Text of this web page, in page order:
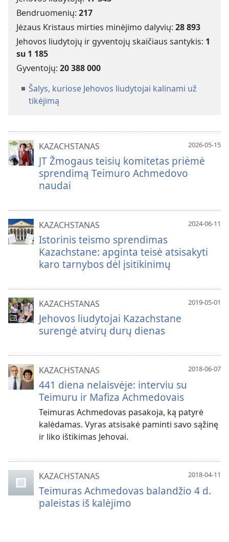
Bendruomenių: 217
Jėzaus Kristaus mirties minėjimo dalyvių: 28 893
Jehovos liudytojų ir gyventojų skaičiaus santykis: 1
su 1 185
Gyventojų: 20 388 000
Šalys, kuriose Jehovos liudytojai kalinami už
tikėjimą
2026-05-15
KAZACHSTANAS
JT Žmogaus teisių komitetas priėmė
sprendimą Teimuro Achmedovo
naudai
2024-06-11
KAZACHSTANAS
Istorinis teismo sprendimas
Kazachstane: apginta teisė atsisakyti
karo tarnybos dėl įsitikinimų
2019-05-01
KAZACHSTANAS
Jehovos liudytojai Kazachstane
surengė atvirų durų dienas
2018-06-07
KAZACHSTANAS
441 diena nelaisvėje: interviu su
Teimuru ir Mafiza Achmedovais
Teimuras Achmedovas pasakoja, ką patyrė
kalėdamas. Vyras atsisakė paminti savo sąžinę
ir liko ištikimas Jehovai.
2018-04-11
KAZACHSTANAS
Teimuras Achmedovas balandžio 4 d.
paleistas iš kalėjimo